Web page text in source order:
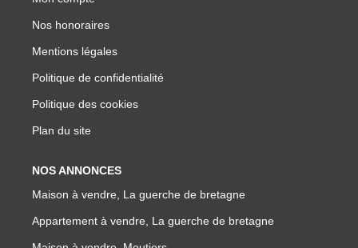
Nos honoraires
Mentions légales
Politique de confidentialité
Politique des cookies
Plan du site
NOS ANNONCES
Maison à vendre, La guerche de bretagne
Appartement à vendre, La guerche de bretagne